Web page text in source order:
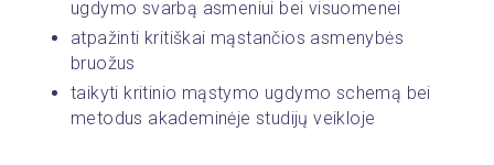
ugdymo svarbą asmeniui bei visuomenei
atpažinti kritiškai mąstančios asmenybės
bruožus
taikyti kritinio mąstymo ugdymo schemą bei
metodus akademinėje studijų veikloje